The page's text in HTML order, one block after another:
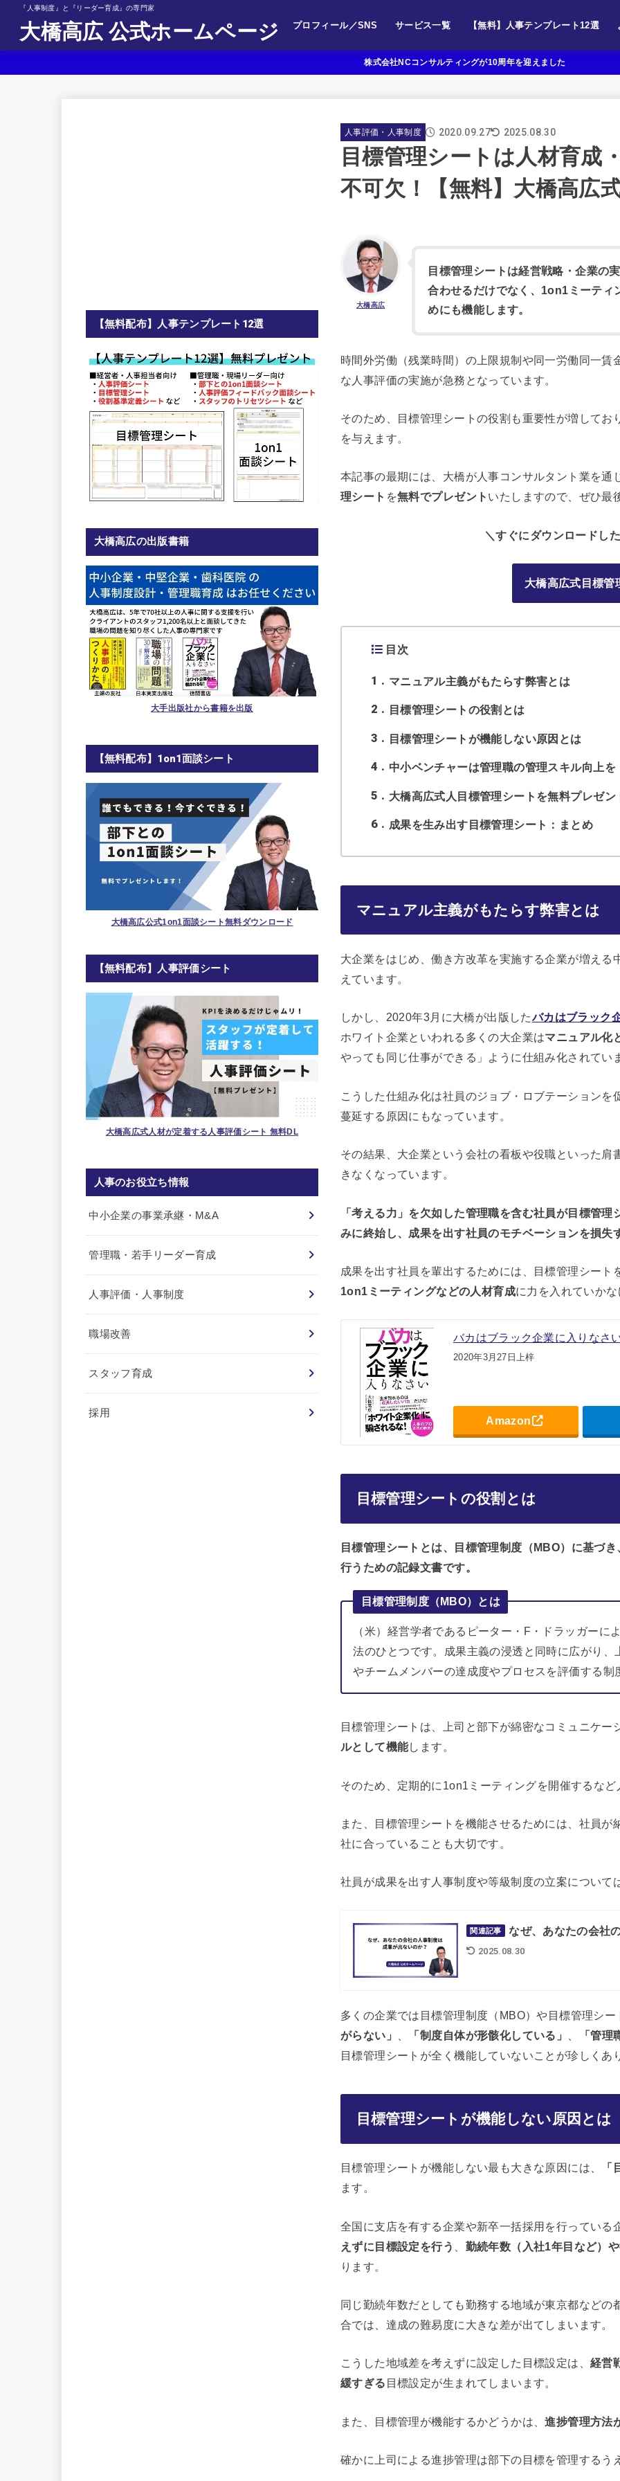
『人事制度』と『リーダー育成』の専門家
大橋高広 公式ホームページ プロフィール／SNS サービス一覧 【無料】人事テンプレート12選
株式会社NCコンサルティングが10周年を迎えました
人事評価・人事制度 2020.09.27 2025.08.30
目標管理シートは人材育成
不可欠！【無料】大橋高広
大橋高広
目標管理シートは経営戦略・企業の
合わせるだけでなく、1on1ミーティ
めにも機能します。
時間外労働（残業時間）の上限規制や同一労働同一
な人事評価の実施が急務となっています。
そのため、目標管理シートの役割も重要性が増して
を与えます。
本記事の最期には、大橋が人事コンサルタント業を通
理シート を無料でプレゼント いたしますので、ぜひ最
＼すぐにダウンロードし
大橋高広式目標管
目次
1 マニュアル主義がもたらす弊害とは
2 目標管理シートの役割とは
3 目標管理シートが機能しない原因とは
4 中小ベンチャーは管理職の管理スキル向上を
5 大橋高広式人目標管理シートを無料プレゼン
6 成果を生み出す目標管理シート：まとめ
マニュアル主義がもたらす弊害とは
大企業をはじめ、働き方改革を実施する企業が増える
えています。
しかし、2020年3月に大橋が出版したバカはブラック
ホワイト企業といわれる多くの大企業はマニュアル化
やっても同じ仕事ができる」ように仕組み化されてい
こうした仕組み化は社員のジョブ・ロブテーションを
蔓延する原因にもなっています。
その結果、大企業という会社の看板や役職といった
きなくなっています。
「考える力」を欠如した管理職を含む社員が目標管
みに終始し、成果を出す社員のモチベーションを損失
成果を出す社員を輩出するためには、目標管理シート
1on1ミーティングなどの人材育成に力を入れていか
バカはブラック企業に入りなさ
2020年3月27日上梓
Amazon
目標管理シートの役割とは
目標管理シートとは、目標管理制度（MBO）に基づ
行うための記録文書です。
目標管理制度（MBO）とは
（米）経営学者であるピーター・F・ドラッガー
法のひとつです。成果主義の浸透と同時に広がり
やチームメンバーの達成度やプロセスを評価する制
目標管理シートは、上司と部下が綿密なコミュニケー
ルとして機能します。
そのため、定期的に1on1ミーティングを開催するな
また、目標管理シートを機能させるためには、社員
社に合っていることも大切です。
社員が成果を出す人事制度や等級制度の立案につい
関連記事 なぜ、あなたの会社
2025.08.30
多くの企業では目標管理制度（MBO）や目標管理シ
がらない」
「制度自体が形骸化している」
「管
目標管理シートが全く機能していないことが珍しくあ
目標管理シートが機能しない原因とは
目標管理シートが機能しない最も大きな原因には、
ます。
全国に支店を有する企業や新卒一括採用を行っている
えずに目標設定を行う
勤続年数（入社1年目など）
ります。
同じ勤続年数だとしても勤務する地域が東京都など
合では、達成の難易度に大きな差が出てしまいます。
こうした地域差を考えずに設定した目標設定は、経営
緩すぎる 目標設定が生まれてしまいます。
また、目標管理が機能するかどうかは、進捗管理方法
確かに上司による進捗管理は部下の目標を管理するう
【無料配布】人事テンプレート12選
大橋高広の出版書籍
大手出版社から書籍を出版
【無料配布】1on1面談シート
大橋高広公式1on1面談シート無料ダウンロード
【無料配布】人事評価シート
大橋高広式人材が定着する人事評価シート 無料DL
人事のお役立ち情報
中小企業の事業承継・M&A
管理職・若手リーダー育成
人事評価・人事制度
職場改善
スタッフ育成
採用